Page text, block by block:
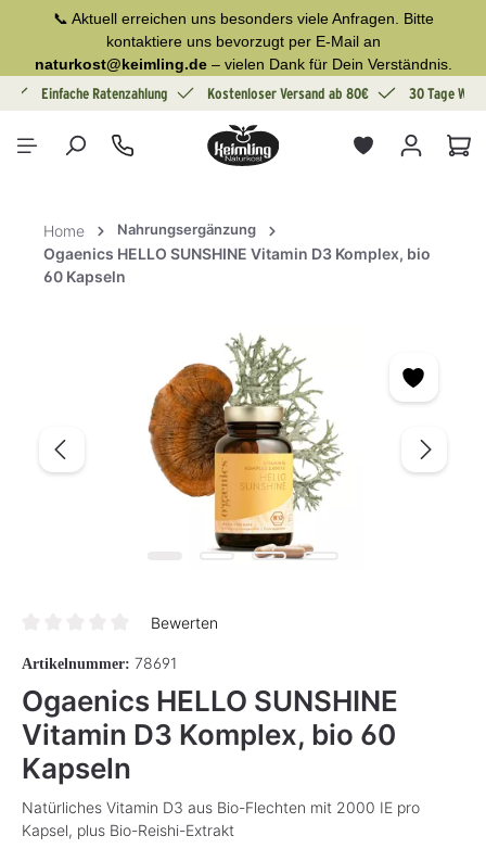
springen
📞 Aktuell erreichen uns besonders viele Anfragen. Bitte
kontaktiere uns bevorzugt per E-Mail an
naturkost@keimling.de– vielen Dank für Dein Verständnis.
Einfache Ratenzahlung Kostenloser Versand ab 80€ 30 Tage
Home Nahrungsergänzung
Ogaenics HELLO SUNSHINE Vitamin D3 Komplex, bio
60 Kapseln
Bewerten
Artikelnummer: 78691
Ogaenics HELLO SUNSHINE
Vitamin D3 Komplex, bio 60
Kapseln
Natürliches Vitamin D3 aus Bio-Flechten mit 2000 IE pro
Kapsel, plus Bio-Reishi-Extrakt